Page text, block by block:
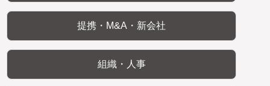
提携・M&A・新会社
組織・人事